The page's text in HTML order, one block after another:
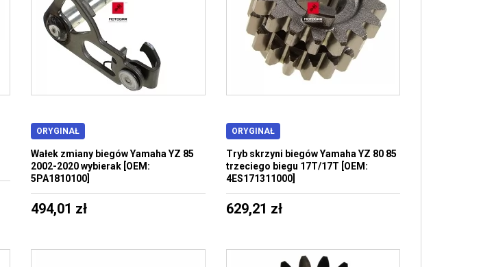
ORYGINAŁ
Wałek zmiany biegów Yamaha YZ 85
2002-2020 wybierak [OEM:
5PA1810100]
494,01 zł
ORYGINAŁ
Tryb skrzyni biegów Yamaha YZ 80 85
trzeciego biegu 17T/17T [OEM:
4ES171311000]
629,21 zł